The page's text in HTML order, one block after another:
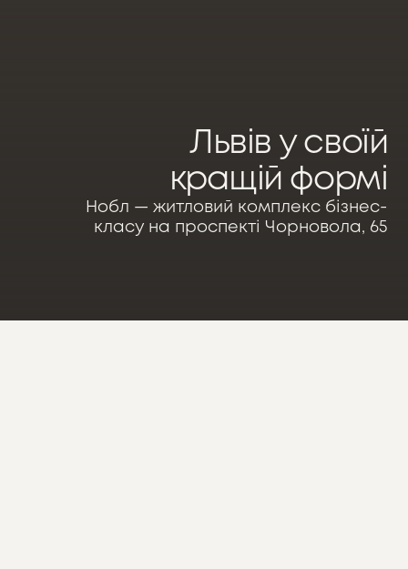
Львів у своїй
кращій формі
Нобл — житловий комплекс бізнес-
класу на проспекті Чорновола, 65